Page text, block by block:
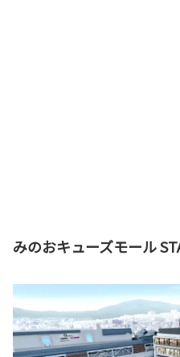
みのおキューズモール